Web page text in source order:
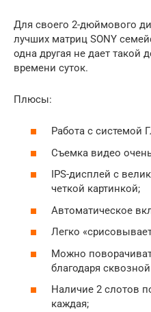
Для своего 2-дюймового
лучших матриц SONY
одна другая не дает такой
времени суток.
Плюсы:
Работа с системой
Съемка видео
IPS-дисплей с
четкой картинкой;
Автоматическое
Легко
Можно
благодаря
Наличие 2 слотов
каждая;